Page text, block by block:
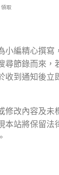
領取
小編精心撰寫
尋節錄而來，
收到通知後立
修改內容及未
本站將保留法